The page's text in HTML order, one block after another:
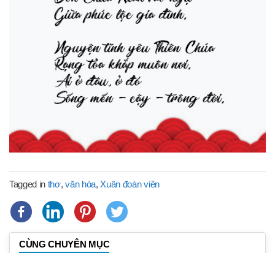
Tagged in thơ,văn hóa, Xuân đoàn viên
CÙNG CHUYÊN MỤC